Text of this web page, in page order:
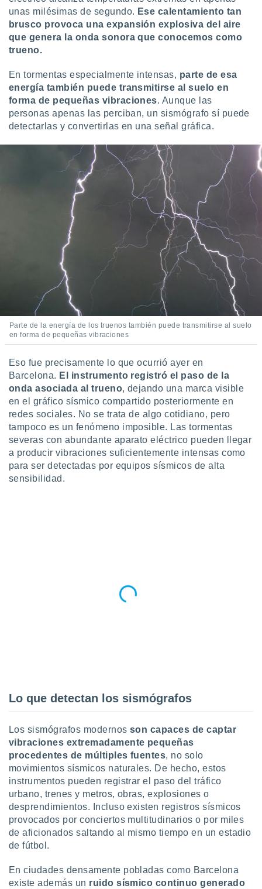
utilizar
uso de
la
medir el
de la
mediante
publicidad
publicidad
de
1199
unas milésimas de segundo. Ese calentamiento tan
brusco provoca una expansión explosiva del aire
que genera la onda sonora que conocemos como
trueno.
En tormentas especialmente intensas, parte de esa
energía también puede transmitirse al suelo en
forma de pequeñas vibraciones. Aunque las
personas apenas las perciban, un sismógrafo sí puede
detectarlas y convertirlas en una señal gráfica.
Parte de la energía de los truenos también puede transmitirse al suelo
en forma de pequeñas vibraciones
Eso fue precisamente lo que ocurrió ayer en
Barcelona. El instrumento registró el paso de la
onda asociada al trueno, dejando una marca visible
en el gráfico sísmico compartido posteriormente en
redes sociales. No se trata de algo cotidiano, pero
tampoco es un fenómeno imposible. Las tormentas
severas con abundante aparato eléctrico pueden llegar
a producir vibraciones suficientemente intensas como
para ser detectadas por equipos sísmicos de alta
sensibilidad.
Lo que detectan los sismógrafos
Los sismógrafos modernos son capaces de captar
vibraciones extremadamente pequeñas
procedentes de múltiples fuentes, no solo
movimientos sísmicos naturales. De hecho, estos
instrumentos pueden registrar el paso del tráfico
urbano, trenes y metros, obras, explosiones o
desprendimientos. Incluso existen registros sísmicos
provocados por conciertos multitudinarios o por miles
de aficionados saltando al mismo tiempo en un estadio
de fútbol.
En ciudades densamente pobladas como Barcelona
existe además un ruido sísmico continuo generado